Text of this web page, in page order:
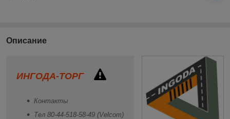
Описание
ИНГОДА-ТОРГ
Контакты
Тел 80-44-518-58-49 (Velcom)